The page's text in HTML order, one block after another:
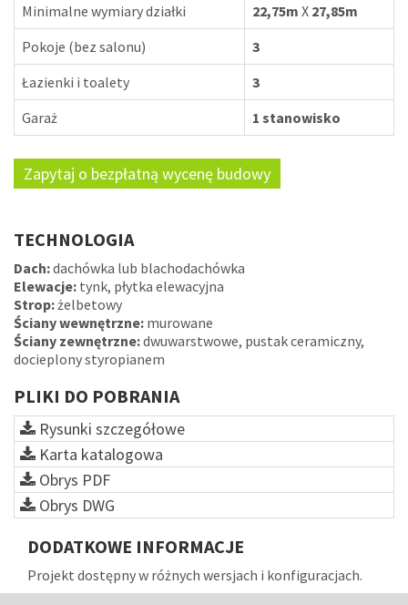
Minimalne wymiary działki 22,75m X 27,85m
Pokoje (bez salonu)
3
Łazienki i toalety
3
Garaż
1 stanowisko
Zapytaj o bezpłatną wycenę budowy
TECHNOLOGIA
Dach:dachówka lub blachodachówka
Elewacje: tynk, płytka elewacyjna
Strop: żelbetowy
Ściany wewnętrzne: murowane
Ściany zewnętrzne:dwuwarstwowe, pustak ceramiczny,
docieplony styropianem
PLIKI DO POBRANIA
Rysunki szczegółowe
Karta katalogowa
Obrys PDF
Obrys DWG
DODATKOWE INFORMACJE
Projekt dostępny w różnych wersjach i konfiguracjach.